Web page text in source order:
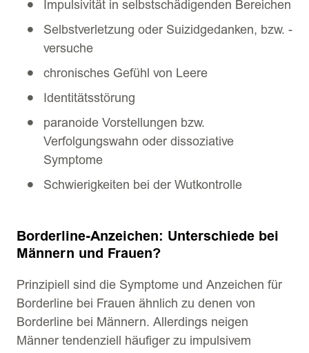
Impulsivität in selbstschädigenden Bereichen
Selbstverletzung oder Suizidgedanken, bzw. -
versuche
chronisches Gefühl von Leere
Identitätsstörung
paranoide Vorstellungen bzw.
Verfolgungswahn oder dissoziative
Symptome
Schwierigkeiten bei der Wutkontrolle
Borderline-Anzeichen: Unterschiede bei
Männern und Frauen?
Prinzipiell sind die Symptome und Anzeichen für
Borderline bei Frauen ähnlich zu denen von
Borderline bei Männern. Allerdings neigen
Männer tendenziell häufiger zu impulsivem